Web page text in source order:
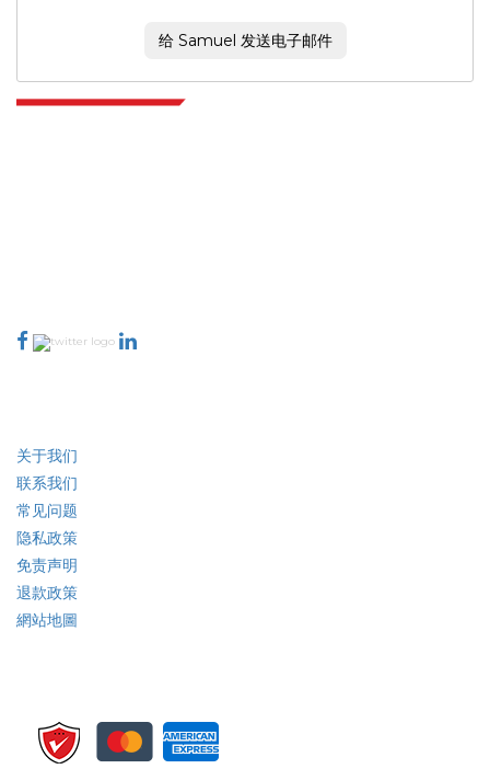
给 Samuel 发送电子邮件
关于我们
联系我们
常见问题
隐私政策
免责声明
退款政策
網站地圖